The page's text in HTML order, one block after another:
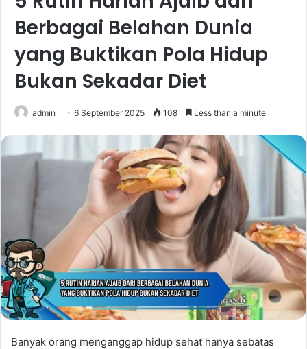
Berbagai Belahan Dunia
yang Buktikan Pola Hidup
Bukan Sekadar Diet
admin 6 September 2025 108 Less than a minute
Banyak orang menganggap hidup sehat hanya sebatas